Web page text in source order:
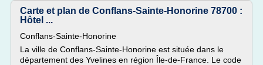
Carte et plan de Conflans-Sainte-Honorine 78700 :
Hôtel ...
Conflans-Sainte-Honorine
La ville de Conflans-Sainte-Honorine est située dans le
département des Yvelines en région Île-de-France. Le code